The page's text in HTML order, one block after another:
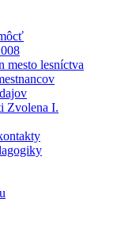
mesto lesníctva
Zvolena I.